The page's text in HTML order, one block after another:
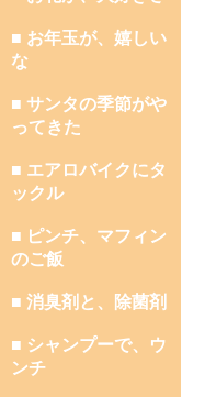
■ お年玉が、嬉しい
な
■ サンタの季節がや
ってきた
■ エアロバイクにタ
ックル
■ ピンチ、マフィン
のご飯
■ 消臭剤と、除菌剤
■ シャンプーで、ウ
ンチ